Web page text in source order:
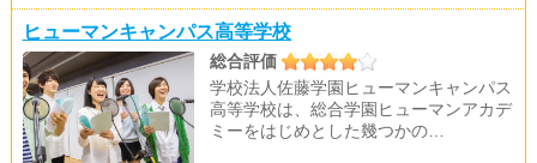
ヒューマンキャンパス高等学校
総合評価
学校法人佐藤学園ヒューマンキャンパス
高等学校は、総合学園ヒューマンアカデ
ミーをはじめとした幾つかの…